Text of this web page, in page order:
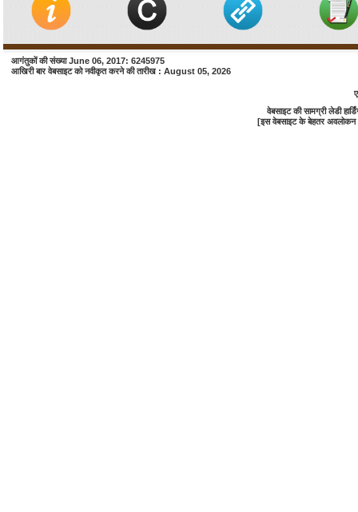
आगंतुकों की संख्या June 06, 2017: 6245975
आखिरी बार वेबसाइट को नवीकृत करने की तारीख : August 05, 2026
वेबसाइट की सामग्री लेडी
[इस वेबसाइट के बेहतर अवलोकन